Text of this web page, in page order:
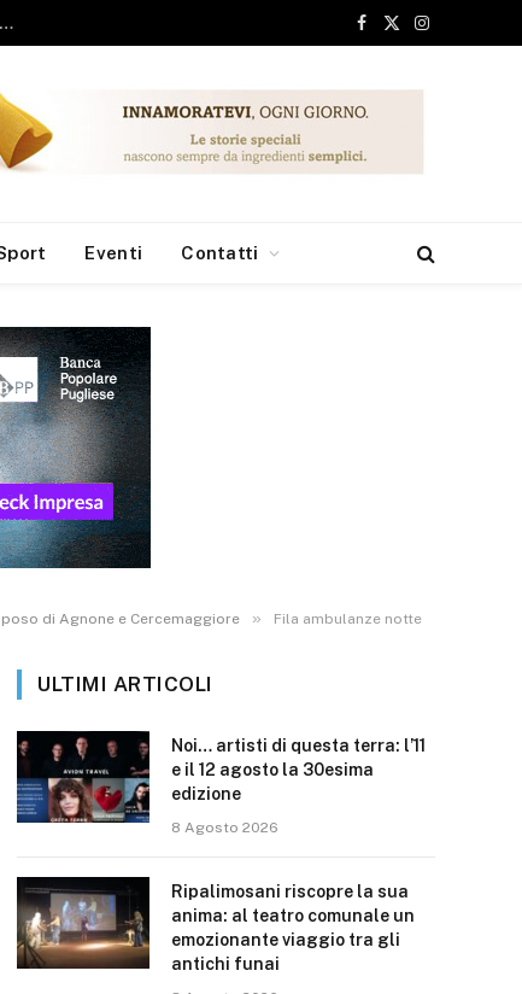
Facebook
X
Instagram
Eventi Contatti
di Agnone e Cercemaggiore » Fila ambulanze notte
ULTIMI ARTICOLI
Noi… artisti di questa terra: l’11
e il 12 agosto la 30esima
edizione
8 Agosto 2026
Ripalimosani riscopre la sua
anima: al teatro comunale un
emozionante viaggio tra gli
antichi funai